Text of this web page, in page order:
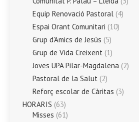
Equip Renovació Pastoral (4)
Espai Orant Comunitari (10)
Grup d'Amics de Jesús (5)
Grup de Vida Creixent (1)
Joves UPA Pilar-Magdalena (2)
Pastoral de la Salut (2)
Reforç escolar de Càritas (3)
HORARIS (63)
Misses (61)